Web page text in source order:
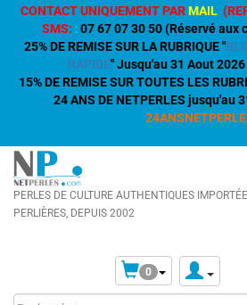
CONTACT UNIQUEMENT PARMAIL
SMS: :07 67 07 30 50 (Réservé aux
25% DE REMISE SUR LA RUBRIQUE "
RAPIDE" Jusqu'au 31 Aout
15% DE REMISE SUR TOUTES LES
24 ANS DE NETPERLES jusqu'au
PERLES DE CULTURE AUTHENTIQUES
PERLIÈRES, DEPUIS 2002
0